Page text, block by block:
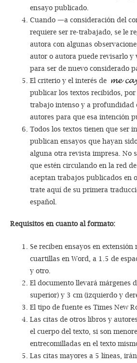
ensayo publicado.
Cuando —a consideración del
requiere ser re-trabajado, se le
autora con algunas
autor o autora puede revisarlo y
para ser de nuevo considerado
El criterio y el interés de
publicar los textos recibidos,
trabajo intenso y a profundidad
autores para que esa intención
Todos los textos tienen que ser
publican ensayos que hayan
alguna otra revista impresa. No
que estén circulando en la red
aceptan trabajos publicados en
trate aquí de su primera
español.
Requisitos en cuanto al formato:
Se reciben ensayos en extensión
cuartillas en Word, a 1.5 de
y otro.
El documento llevará márgenes
superior) y 3 cm (izquierdo y
El tipo de fuente es Times New
Las citas de otros libros y
el cuerpo del texto, si son
entrecomilladas en el texto
Las citas mayores a 5 líneas,